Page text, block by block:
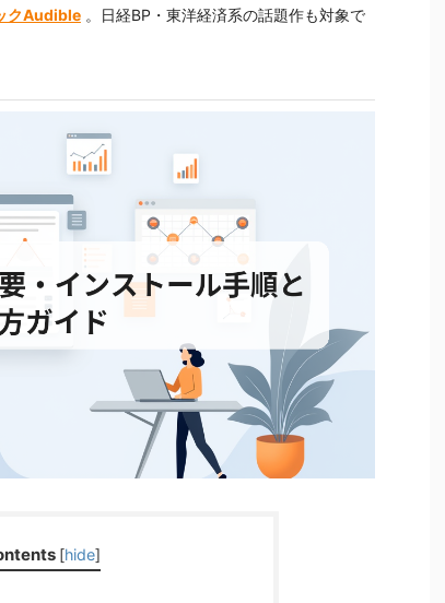
クAudible。日経BP・東洋経済系の話題作も対象で
[hide]